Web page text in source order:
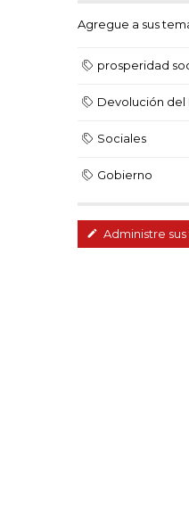
Agregue a sus
prosperidad
Devolución del
Sociales
Gobierno
Administre